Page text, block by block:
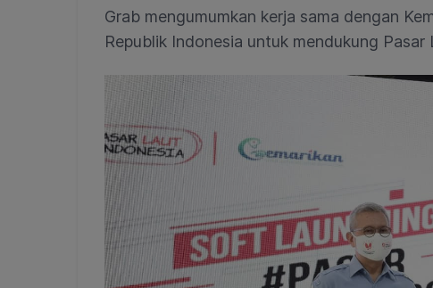
Grab mengumumkan kerja sama dengan
Republik Indonesia untuk mendukung Pasar